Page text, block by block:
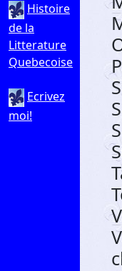
Histoire
de la
Litterature
Quebecoise
Ecrivez
moi!